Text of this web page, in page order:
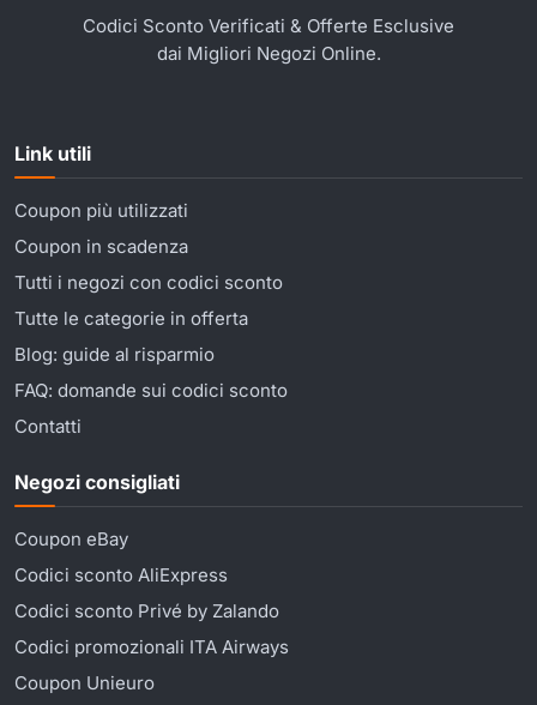
Codici Sconto Verificati & Offerte Esclusive
dai Migliori Negozi Online.
Link utili
Coupon più utilizzati
Coupon in scadenza
Tutti i negozi con codici sconto
Tutte le categorie in offerta
Blog: guide al risparmio
FAQ: domande sui codici sconto
Contatti
Negozi consigliati
Coupon eBay
Codici sconto AliExpress
Codici sconto Privé by Zalando
Codici promozionali ITA Airways
Coupon Unieuro